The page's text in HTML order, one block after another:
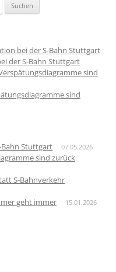
bei der S-Bahn Stuttgart
der S-Bahn Stuttgart
sind
sind
Bahn Stuttgart 07.05.2026
sind zurück
S-Bahnverkehr
geht immer 15.01.2026